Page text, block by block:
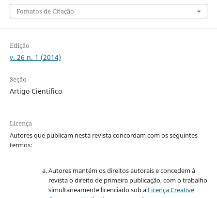
Fomatos de Citação
Edição
v. 26 n. 1 (2014)
Seção
Artigo Científico
Licença
Autores que publicam nesta revista concordam com os seguintes
termos:
Autores mantém os direitos autorais e concedem à
revista o direito de primeira publicação, com o trabalho
simultaneamente licenciado sob a Licença Creative